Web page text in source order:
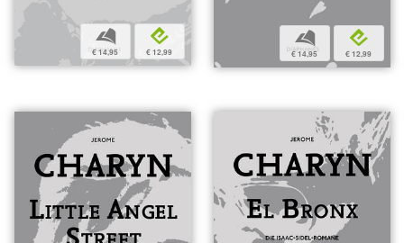
b
€ 14,95
e
€ 12,99
b
€ 14,95
e
€ 12,99